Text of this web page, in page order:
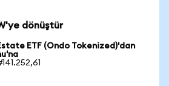
dönüştür
ETF (Ondo Tokenized)'dan